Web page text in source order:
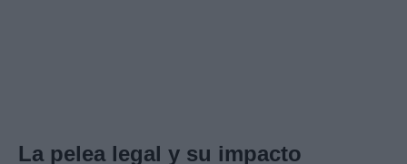
La pelea legal y su impacto